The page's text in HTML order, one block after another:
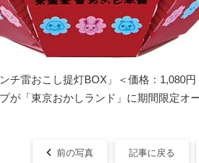
ンチ雷おこし提灯BOX」＜価格：1,080
が「東京おかしランド」に期間限定オ
前の写真 記事に戻る